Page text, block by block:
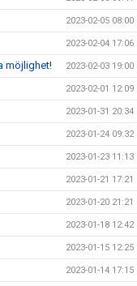
2023-02-05 08:00
2023-02-04 17:06
möjlighet! 2023-02-03 19:00
2023-02-01 12:09
2023-01-31 20:34
2023-01-24 09:32
2023-01-23 11:13
2023-01-21 17:21
2023-01-20 21:21
2023-01-18 12:42
2023-01-15 12:25
2023-01-14 17:15